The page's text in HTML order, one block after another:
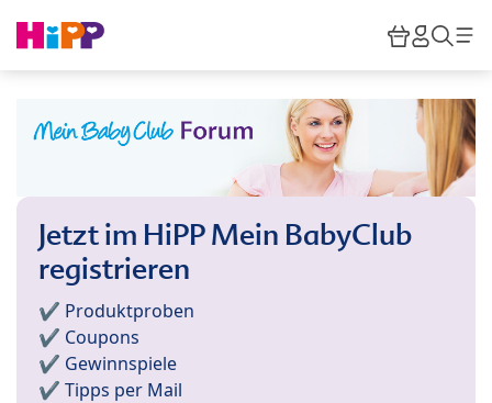
HiPP
Jetzt im HiPP Mein BabyClub
registrieren
✔️ Produktproben
✔️ Coupons
✔️ Gewinnspiele
✔️ Tipps per Mail